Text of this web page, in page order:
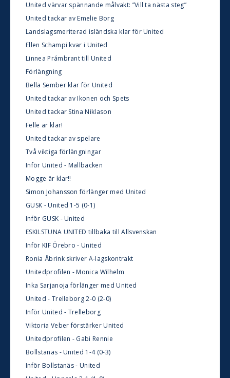
United värvar spännande målvakt: ”Vill ta nästa steg”
United tackar av Emelie Borg
Landslagsmeriterad isländska klar för United
Ellen Schampi kvar i United
Linnea Prámbrant till United
Förlängning
Bella Sember klar för United
United tackar av Ikonen och Spets
United tackar Stina Niklason
Felle är klar!
United tackar av spelare
Två viktiga förlängningar
Inför United - Mallbacken
Mogge är klar!!
Simon Johansson förlänger med United
GUSK - United 1-5 (0-1)
Inför GUSK - United
ESKILSTUNA UNITED tillbaka till Allsvenskan
Inför KIF Örebro - United
Ronia Åbrink skriver A-lagskontrakt
Unitedprofilen - Monica Wilhelm
Inka Sarjanoja förlänger med United
United - Trelleborg 2-0 (2-0)
Inför United - Trelleborg
Viktoria Veber förstärker United
Unitedprofilen - Gabi Rennie
Bollstanäs - United 1-4 (0-3)
Inför Bollstanäs - United